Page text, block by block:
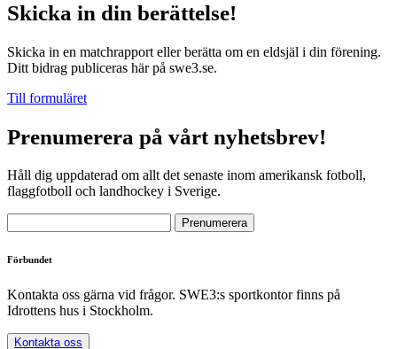
Skicka in din berättelse!
Skicka in en matchrapport eller berätta om en eldsjäl i din förening.
Ditt bidrag publiceras här på swe3.se.
Till formuläret
Prenumerera på vårt nyhetsbrev!
Håll dig uppdaterad om allt det senaste inom amerikansk fotboll,
flaggfotboll och landhockey i Sverige.
Förbundet
Kontakta oss gärna vid frågor. SWE3:s sportkontor finns på
Idrottens hus i Stockholm.
Kontakta oss